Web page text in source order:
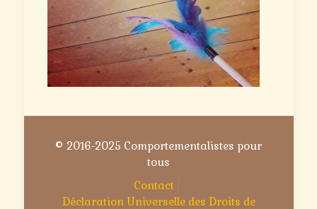
© 2016-2025 Comportementalistes pour
tous
Contact
Déclaration Universelle des Droits de